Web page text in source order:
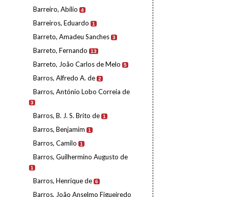
Barreiro, Abílio 4
Barreiros, Eduardo 1
Barreto, Amadeu Sanches 3
Barreto, Fernando 13
Barreto, João Carlos de Melo 5
Barros, Alfredo A. de 2
Barros, António Lobo Correia de
3
Barros, B. J. S. Brito de 1
Barros, Benjamim 1
Barros, Camilo 1
Barros, Guilhermino Augusto de
1
Barros, Henrique de 6
Barros, João Anselmo Figueiredo